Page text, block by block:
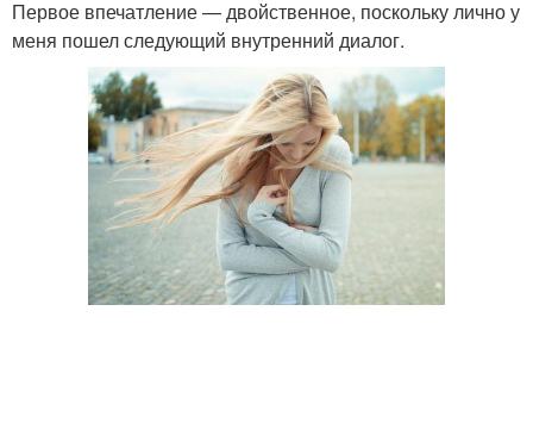
Первое впечатление — двойственное, поскольку лично у
меня пошел следующий внутренний диалог.